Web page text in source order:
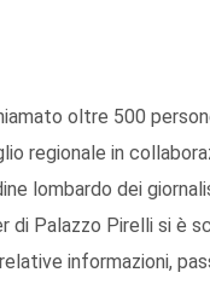
oltre 500
regionale in
lombardo dei
di Palazzo Pirelli si è
informazioni,